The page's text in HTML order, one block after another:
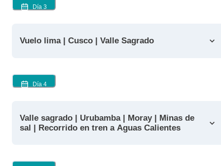
Día 3
Vuelo lima | Cusco | Valle Sagrado
Día 4
Valle sagrado | Urubamba | Moray | Minas de
sal | Recorrido en tren a Aguas Calientes